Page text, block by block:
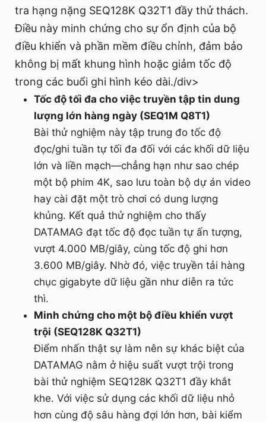
tra hạng nặng SEQ128K Q32T1 đầy thử thách.
Điều này minh chứng cho sự ổn định của bộ
điều khiển và phần mềm điều chỉnh, đảm bảo
không bị mất khung hình hoặc giảm tốc độ
trong các buổi ghi hình kéo dài./div>
Tốc độ tối đa cho việc truyền tập tin dung
lượng lớn hàng ngày (SEQ1M Q8T1)
Bài thử nghiệm này tập trung đo tốc độ
đọc/ghi tuần tự tối đa đối với các khối dữ liệu
lớn và liền mạch—chẳng hạn như sao chép
một bộ phim 4K, sao lưu toàn bộ dự án video
hay cài đặt một trò chơi có dung lượng
khủng. Kết quả thử nghiệm cho thấy
DATAMAG đạt tốc độ đọc tuần tự ấn tượng,
vượt 4.000 MB/giây, cùng tốc độ ghi hơn
3.600 MB/giây. Nhờ đó, việc truyền tải hàng
chục gigabyte dữ liệu gần như diễn ra tức
thì.
Minh chứng cho một bộ điều khiển vượt
trội (SEQ128K Q32T1)
Điểm nhấn thật sự làm nên sự khác biệt của
DATAMAG nằm ở hiệu suất vượt trội trong
bài thử nghiệm SEQ128K Q32T1 đầy khắt
khe. Với việc sử dụng các khối dữ liệu nhỏ
hơn cùng độ sâu hàng đợi lớn hơn, bài kiểm